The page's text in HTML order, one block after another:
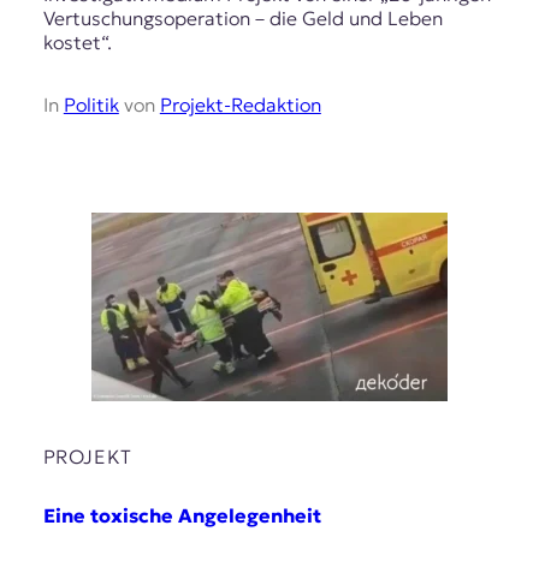
Vertuschungsoperation – die Geld und Leben
kostet“.
In Politikvon Projekt-Redaktion
PROJEKT
Eine toxische Angelegenheit